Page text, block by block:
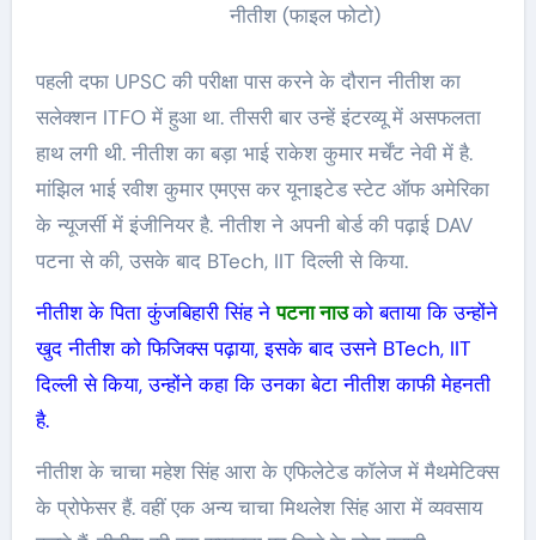
नीतीश (फाइल फोटो)
पहली दफा UPSC की परीक्षा पास करने के दौरान नीतीश का
सलेक्शन ITFO में हुआ था. तीसरी बार उन्हें इंटरव्यू में असफलता
हाथ लगी थी. नीतीश का बड़ा भाई राकेश कुमार मर्चेंट नेवी में है.
मांझिल भाई रवीश कुमार एमएस कर यूनाइटेड स्टेट ऑफ अमेरिका
के न्यूजर्सी में इंजीनियर है. नीतीश ने अपनी बोर्ड की पढ़ाई DAV
पटना से की, उसके बाद BTech, IIT दिल्ली से किया.
नीतीश के पिता कुंजबिहारी सिंह ने पटना नाउको बताया कि उन्होंने
खुद नीतीश को फिजिक्स पढ़ाया, इसके बाद उसने BTech, IIT
दिल्ली से किया, उन्होंने कहा कि उनका बेटा नीतीश काफी मेहनती
है.
नीतीश के चाचा महेश सिंह आरा के एफिलेटेड कॉलेज में मैथमेटिक्स
के प्रोफेसर हैं. वहीं एक अन्य चाचा मिथलेश सिंह आरा में व्यवसाय